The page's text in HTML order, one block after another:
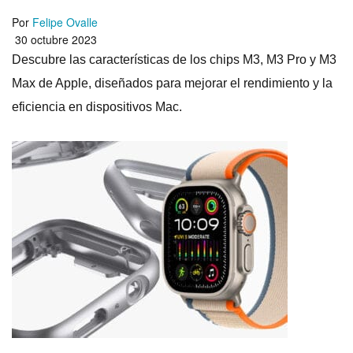
Por Felipe Ovalle
30 octubre 2023
Descubre las características de los chips M3, M3 Pro y M3
Max de Apple, diseñados para mejorar el rendimiento y la
eficiencia en dispositivos Mac.